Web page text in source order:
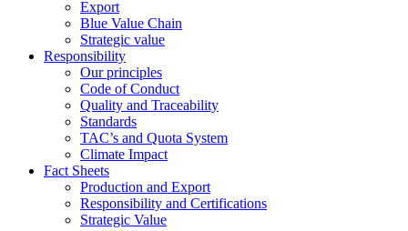
Export
Blue Value Chain
Strategic value
Responsibility
Our principles
Code of Conduct
Quality and Traceability
Standards
TAC’s and Quota System
Climate Impact
Fact Sheets
Production and Export
Responsibility and Certifications
Strategic Value